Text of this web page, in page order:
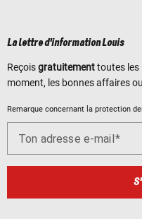
La lettre d'information Louis
Reçoisgratuitementtoutes les
moment, les bonnes affaires
Remarque concernant la protection
Ton adresse e-mail